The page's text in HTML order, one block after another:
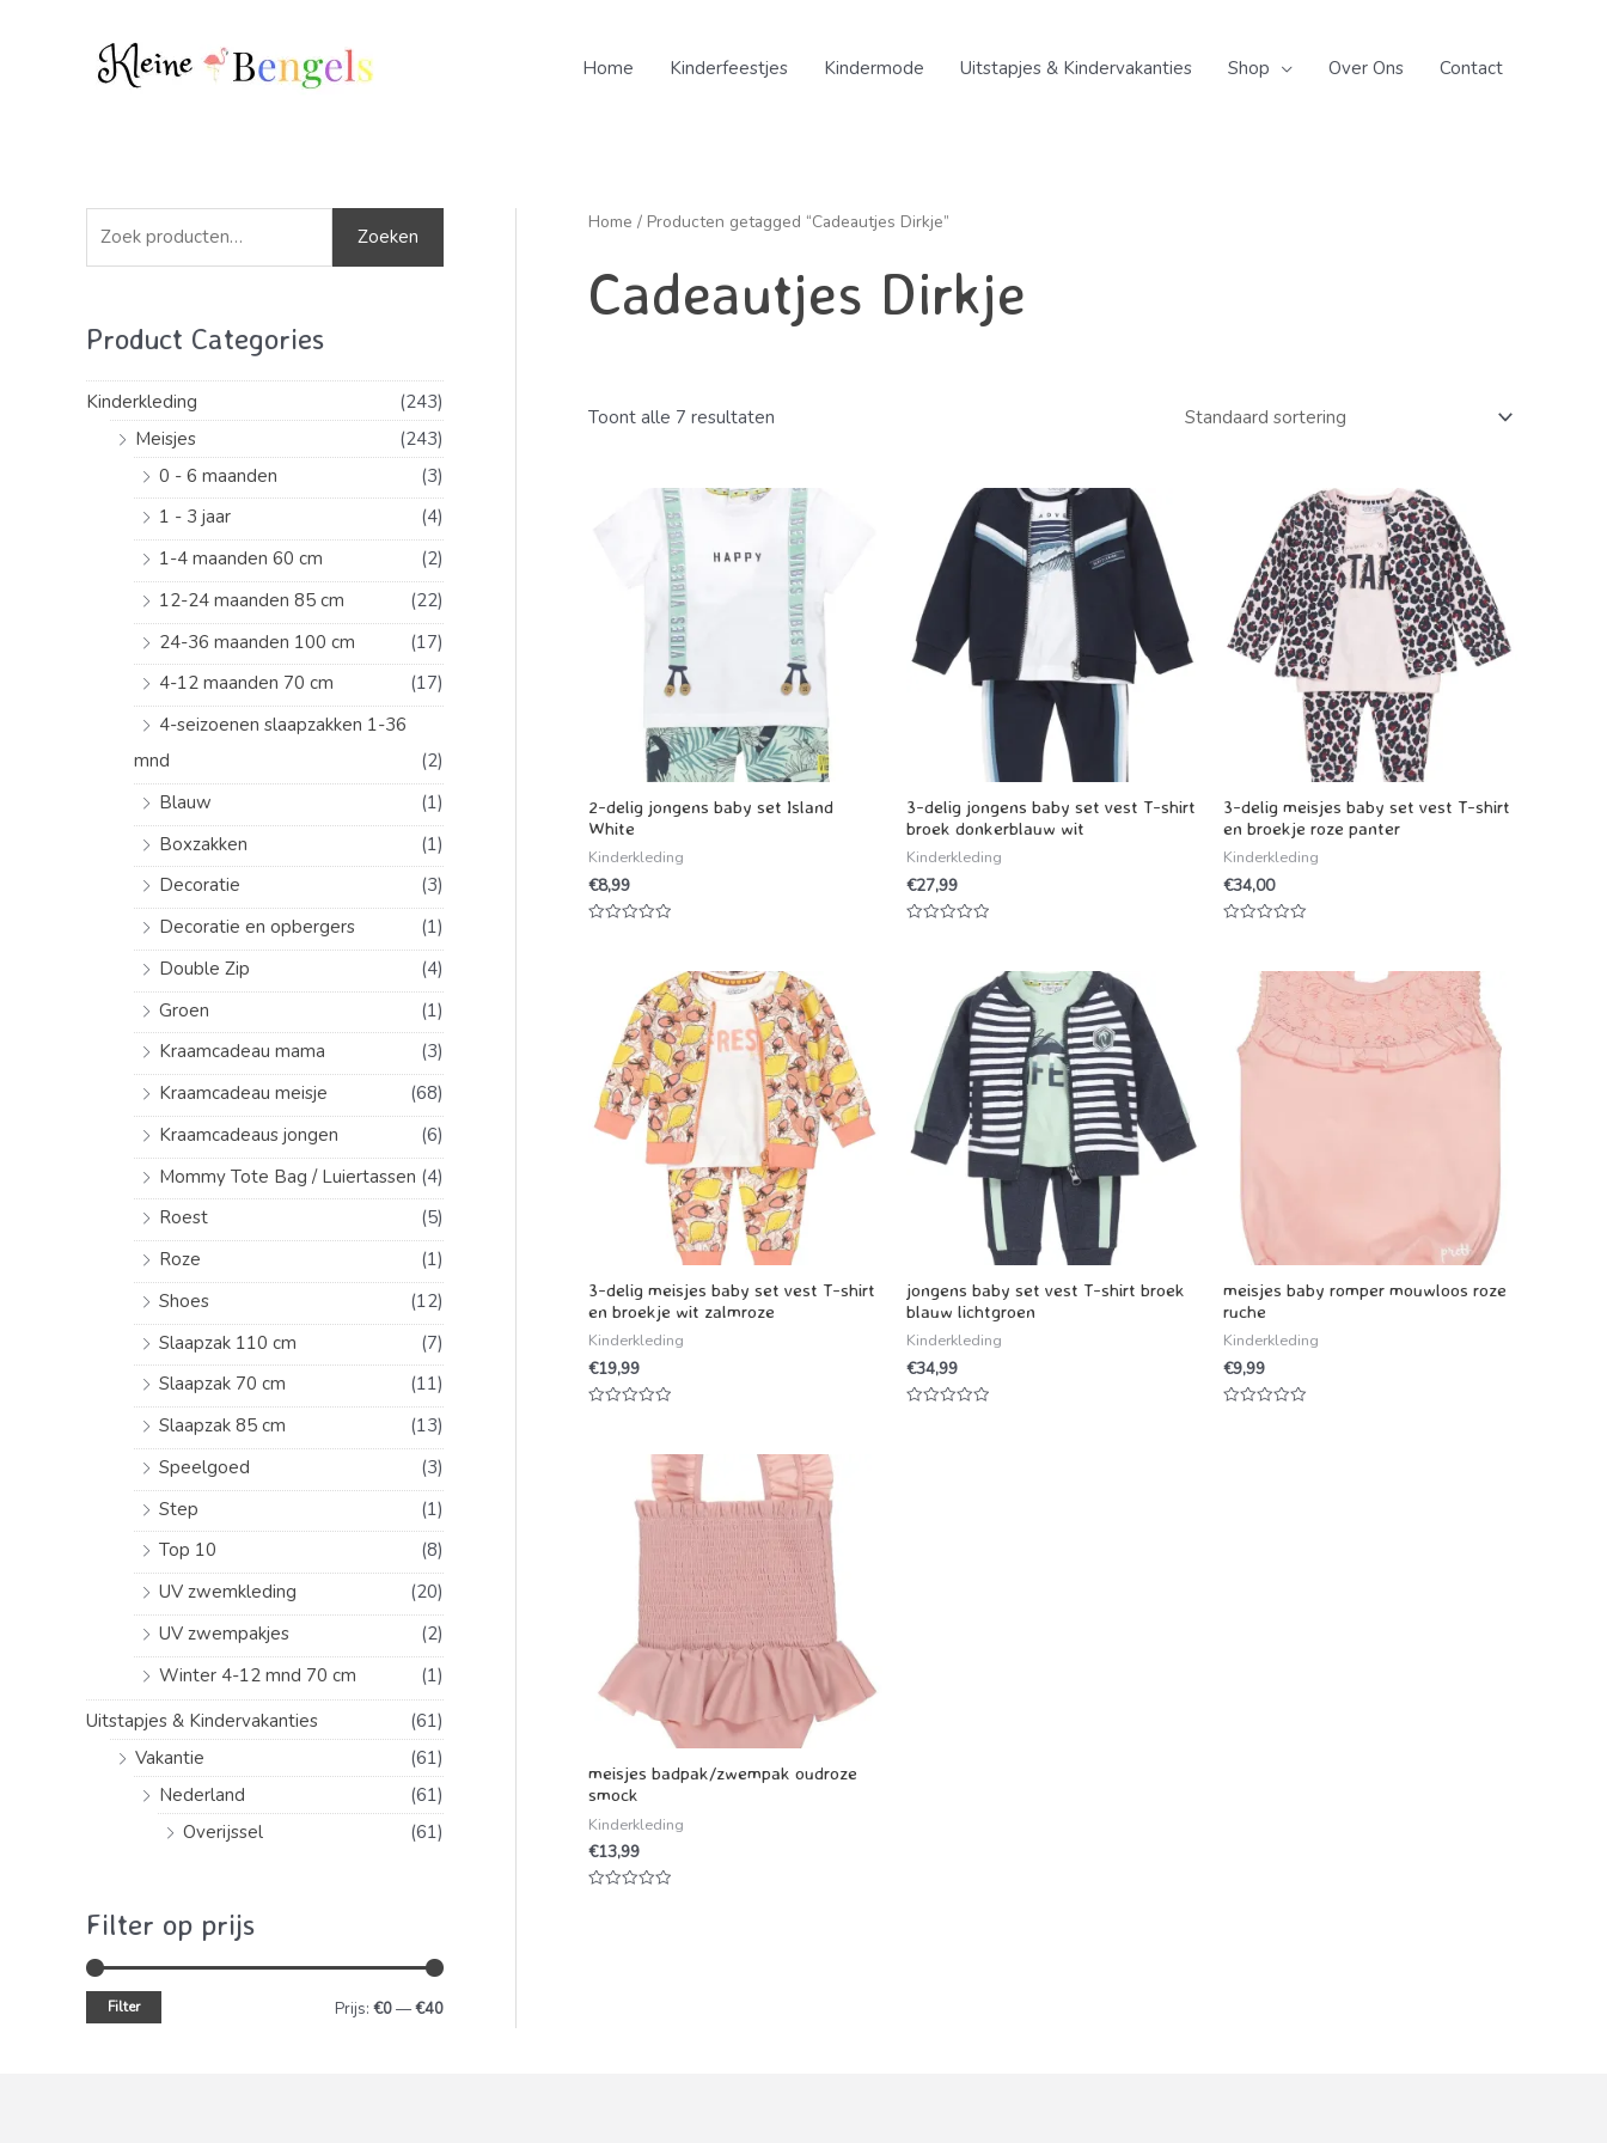
Home Kinderfeestjes Kindermode Uitstapjes & Kindervakanties Shop Over Ons Contact
o
k
n
Zoeken
Product Categories
Kinderkleding
(243)
Meisjes
(243)
0 - 6 maanden
(3)
1 - 3 jaar
(4)
1-4 maanden 60 cm
(2)
12-24 maanden 85 cm
(22)
24-36 maanden 100 cm
(17)
4-12 maanden 70 cm
(17)
4-seizoenen slaapzakken 1-36
mnd
(2)
Blauw
(1)
Boxzakken
(1)
Decoratie
(3)
Decoratie en opbergers
(1)
Double Zip
(4)
Groen
(1)
Kraamcadeau mama
(3)
Kraamcadeau meisje
(68)
Kraamcadeaus jongen
(6)
Mommy Tote Bag / Luiertassen (4)
Roest
(5)
Roze
(1)
Shoes
(12)
Slaapzak 110 cm
(7)
Slaapzak 70 cm
(11)
Slaapzak 85 cm
(13)
Speelgoed
(3)
Step
(1)
Top 10
(8)
UV zwemkleding
(20)
UV zwempakjes
(2)
Winter 4-12 mnd 70 cm
(1)
Uitstapjes & Kindervakanties
(61)
Vakantie
(61)
Nederland
(61)
Overijssel
(61)
Filter op prijs
MM
Filter Prijs: €0—€40
Home / Producten getagged “Cadeautjes Dirkje”
Cadeautjes Dirkje
Toont alle 7 resultaten
2-delig jongens baby set Island
White
Kinderkleding
€8,99
3-delig jongens baby set vest T-shirt
broek donkerblauw wit
Kinderkleding
€27,99
3-delig meisjes baby set vest T-shirt
en broekje roze panter
Kinderkleding
€34,00
3-delig meisjes baby set vest T-shirt
en broekje wit zalmroze
Kinderkleding
€19,99
jongens baby set vest T-shirt broek
blauw lichtgroen
Kinderkleding
€34,99
meisjes baby romper mouwloos roze
ruche
Kinderkleding
€9,99
meisjes badpak/zwempak oudroze
smock
Kinderkleding
€13,99